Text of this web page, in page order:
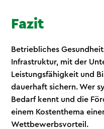
Fazit
Betriebliches
Infrastruktur, mit der
Leistungsfähigkeit und
dauerhaft sichern. Wer
Bedarf kennt und die
einem Kostenthema
Wettbewerbsvorteil.